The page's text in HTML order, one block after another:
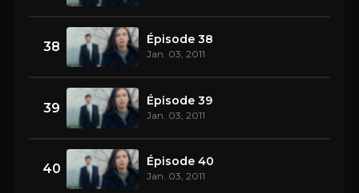
38 Épisode 38
Jan. 03, 2011
39 Épisode 39
Jan. 03, 2011
40 Épisode 40
Jan. 03, 2011